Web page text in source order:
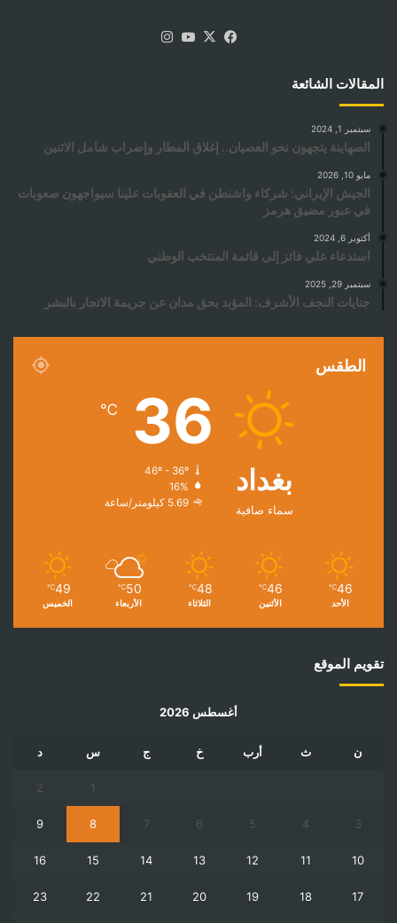
فيسبوك
‫X
‫YouTube
المقالات الشائعة
سبتمبر 1, 2024
الصهاينة يتجهون نحو العصيان.. إغلاق المطار وإضراب شامل الاثنين
مايو 10, 2026
الجيش الإيراني: شركاء واشنطن في العقوبات علينا سيواجهون صعوبات
في عبور مضيق هرمز
أكتوبر 6, 2024
استدعاء علي فائز إلى قائمة المنتخب الوطني
سبتمبر 29, 2025
جنايات النجف الأشرف: المؤبد بحق مدان عن جريمة الاتجار بالبشر
الطقس
بغداد
سماء صافية
36
℃
46º - 36º
16%
5.69 كيلومتر/ساعة
46
℃
الأحد
46
℃
الأثنين
48
℃
الثلاثاء
50
℃
الأربعاء
49
℃
الخميس
تقويم الموقع
أغسطس 2026
ن ث أرب خ ج س د
1
2
3
4
5
6
7
8
9
10
11
12
13
14
15
16
17
18
19
20
21
22
23